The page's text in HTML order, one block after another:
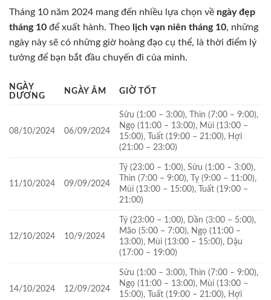
Tháng 10 năm 2024 mang đến nhiều lựa chọn về ngày đẹp
tháng 10 để xuất hành. Theo lịch vạn niên tháng 10, những
ngày này sẽ có những giờ hoàng đạo cụ thể, là thời điểm lý
tưởng để bạn bắt đầu chuyến đi của mình.
NGÀY
DƯƠNG
NGÀY ÂM GIỜ TỐT
08/10/2024 06/09/2024
Sửu (1:00 – 3:00), Thìn (7:00 – 9:00),
Ngọ (11:00 – 13:00), Mùi (13:00 –
15:00), Tuất (19:00 – 21:00), Hợi
(21:00 – 23:00)
11/10/2024 09/09/2024
Tý (23:00 – 1:00), Sửu (1:00 – 3:00),
Thìn (7:00 – 9:00), Tỵ (9:00 – 11:00),
Mùi (13:00 – 15:00), Tuất (19:00 –
21:00)
12/10/2024 10/9/2024
Tý (23:00 – 1:00), Dần (3:00 – 5:00),
Mão (5:00 – 7:00), Ngọ (11:00 –
13:00), Mùi (13:00 – 15:00), Dậu
(17:00 – 19:00)
14/10/2024 12/09/2024
Sửu (1:00 – 3:00), Thìn (7:00 – 9:00),
Ngọ (11:00 – 13:00), Mùi (13:00 –
15:00), Tuất (19:00 – 21:00), Hợi